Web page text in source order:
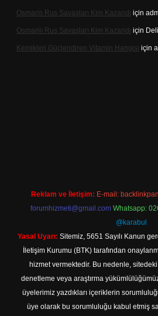
Osmanlı Rus Savaşları Kim Kazandı için
Osmanlı Rus Savaşları Kim Kazandı için Deli
Kemikleri Güçlendiren Vitamin Hangisi için
Reklam ve İletişim: E-mail:
forumhizmeti@gmail.com Whatsapp:
@karabul
Yasal Uyarı: Sitemiz, 5651 Sayılı Kanun
İletişim Kurumu (BTK) tarafından
hizmet vermektedir. Bu nedenle,
denetleme veya araştırma
üyelerimiz yazdıkları içeriklerin
üye olarak bu sorumluluğu kabul etmiş